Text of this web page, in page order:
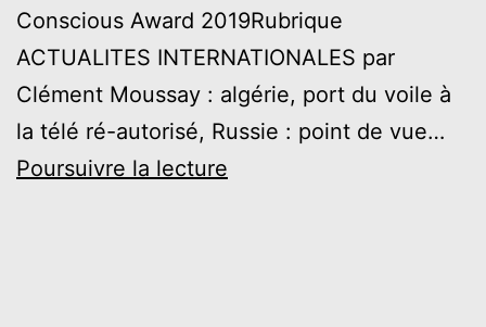
Conscious Award 2019Rubrique
ACTUALITES INTERNATIONALES par
Clément Moussay : algérie, port du voile à
la télé ré-autorisé, Russie : point de vue…
Poursuivre la lecture